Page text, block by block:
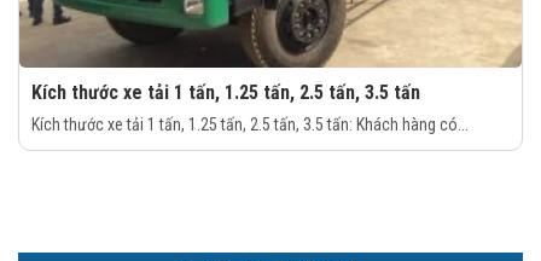
Kích thước xe tải 1 tấn, 1.25 tấn, 2.5 tấn, 3.5 tấn
Kích thước xe tải 1 tấn, 1.25 tấn, 2.5 tấn, 3.5 tấn: Khách hàng có...